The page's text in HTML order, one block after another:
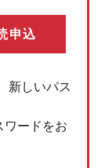
申込
新しいパス
ワードをお